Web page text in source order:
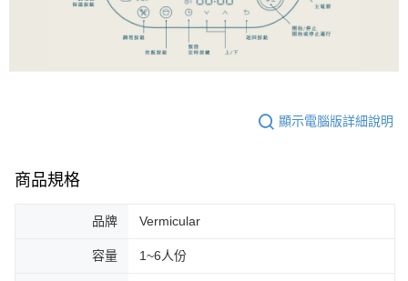
顯示電腦版詳細說明
商品規格
品牌 Vermicular
容量 1~6人份